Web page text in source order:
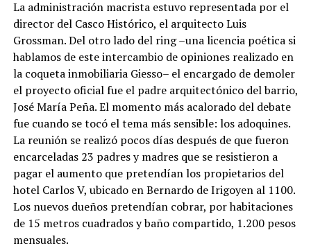
La administración macrista estuvo representada por el
director del Casco Histórico, el arquitecto Luis
Grossman. Del otro lado del ring –una licencia poética si
hablamos de este intercambio de opiniones realizado en
la coqueta inmobiliaria Giesso– el encargado de demoler
el proyecto oficial fue el padre arquitectónico del barrio,
José María Peña. El momento más acalorado del debate
fue cuando se tocó el tema más sensible: los adoquines.
La reunión se realizó pocos días después de que fueron
encarceladas 23 padres y madres que se resistieron a
pagar el aumento que pretendían los propietarios del
hotel Carlos V, ubicado en Bernardo de Irigoyen al 1100.
Los nuevos dueños pretendían cobrar, por habitaciones
de 15 metros cuadrados y baño compartido, 1.200 pesos
mensuales.